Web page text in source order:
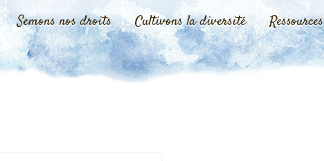
Semons nos droits Cultivons la diversité Ressources